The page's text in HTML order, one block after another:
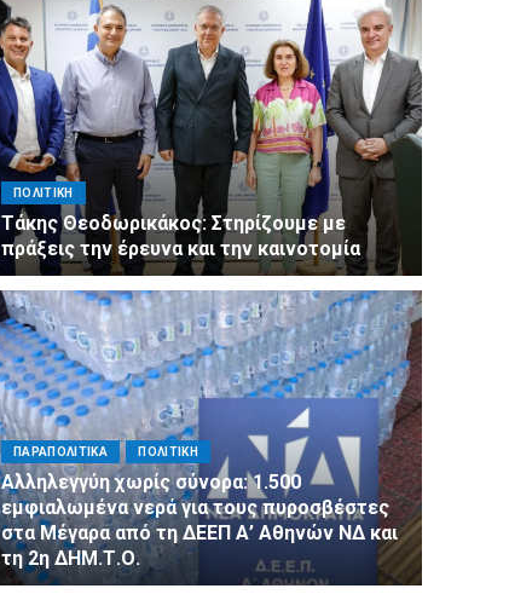
ΠΟΛΙΤΙΚΗ
Τάκης Θεοδωρικάκος: Στηρίζουμε με
πράξεις την έρευνα και την καινοτομία
ΠΑΡΑΠΟΛΙΤΙΚΑ ΠΟΛΙΤΙΚΗ
Αλληλεγγύη χωρίς σύνορα: 1.500
εμφιαλωμένα νερά για τους πυροσβέστες
στα Μέγαρα από τη ΔΕΕΠ Α’ Αθηνών ΝΔ και
τη 2η ΔΗΜ.Τ.Ο.